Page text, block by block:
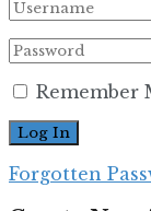
Remember
Forgotten